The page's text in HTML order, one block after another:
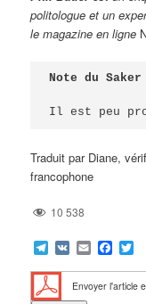
politologue et un
le magazine en ligne
Note du Saker
Il est peu
Traduit par Diane,
francophone
10 538
Telegram
VK Email
Envoyer l'article